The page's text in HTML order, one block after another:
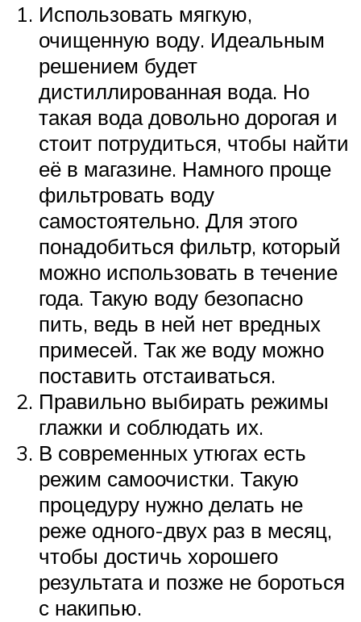
Использовать мягкую,
очищенную воду. Идеальным
решением будет
дистиллированная вода. Но
такая вода довольно дорогая и
стоит потрудиться, чтобы найти
её в магазине. Намного проще
фильтровать воду
самостоятельно. Для этого
понадобиться фильтр, который
можно использовать в течение
года. Такую воду безопасно
пить, ведь в ней нет вредных
примесей. Так же воду можно
поставить отстаиваться.
Правильно выбирать режимы
глажки и соблюдать их.
В современных утюгах есть
режим самоочистки. Такую
процедуру нужно делать не
реже одного-двух раз в месяц,
чтобы достичь хорошего
результата и позже не бороться
с накипью.